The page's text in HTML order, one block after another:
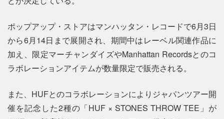
ポップアップ・ストアはマンハッタン・レコードで6月3日
から6月14日まで展開され、期間中はレーベル関連作品に
加え、限定マーチャンダイズやManhattan Recordsとのコ
ラボレーションアイテムが数量限定で販売される。
また、HUFとのコラボレーションによりジャパンツアー開
催を記念した2種の「HUF × STONES THROW TEE」が